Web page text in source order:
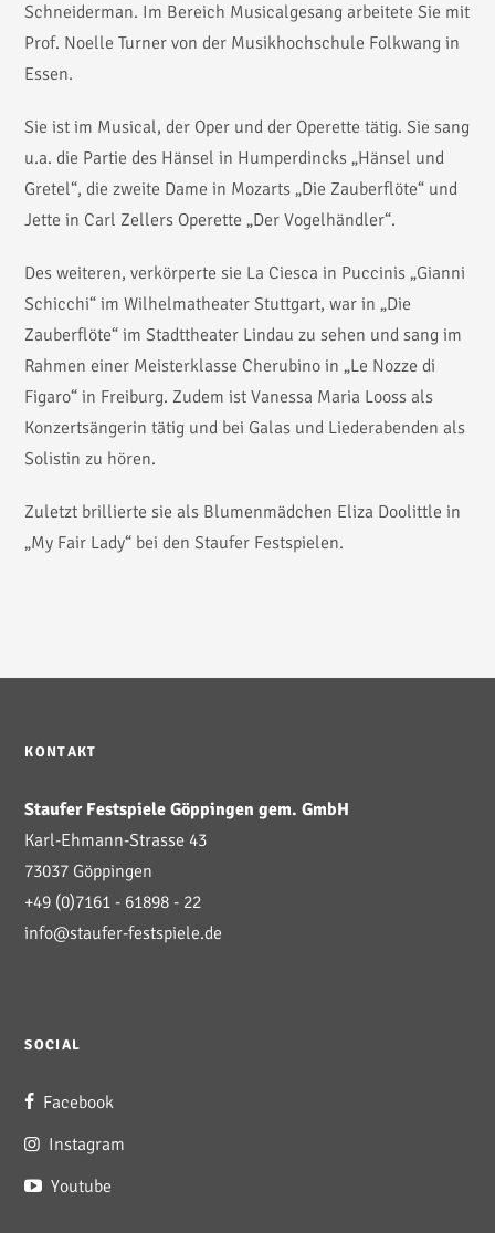
Schneiderman. Im Bereich Musicalgesang arbeitete Sie mit
Prof. Noelle Turner von der Musikhochschule Folkwang in
Essen.
Sie ist im Musical, der Oper und der Operette tätig. Sie sang
u.a. die Partie des Hänsel in Humperdincks „Hänsel und
Gretel“, die zweite Dame in Mozarts „Die Zauberflöte“ und
Jette in Carl Zellers Operette „Der Vogelhändler“.
Des weiteren, verkörperte sie La Ciesca in Puccinis „Gianni
Schicchi“ im Wilhelmatheater Stuttgart, war in „Die
Zauberflöte“ im Stadttheater Lindau zu sehen und sang im
Rahmen einer Meisterklasse Cherubino in „Le Nozze di
Figaro“ in Freiburg. Zudem ist Vanessa Maria Looss als
Konzertsängerin tätig und bei Galas und Liederabenden als
Solistin zu hören.
Zuletzt brillierte sie als Blumenmädchen Eliza Doolittle in
„My Fair Lady“ bei den Staufer Festspielen.
KONTAKT
Staufer Festspiele Göppingen gem. GmbH
Karl-Ehmann-Strasse 43
73037 Göppingen
+49 (0)7161 - 61898 - 22
info@staufer-festspiele.de
SOCIAL
Facebook
Instagram
Youtube